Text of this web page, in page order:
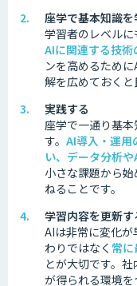
座学で基本知識を
学習者のレベル
AIに関連する技術
ンを高めるため
解を広めておくと
実践する
座学で一通り基
す。 AI導入・運用
い、データ分析や
小さな課題から
ねることです。
学習内容を更新す
AIは非常に変化
わりではなく 常
とが大切です。 社
が得られる環境